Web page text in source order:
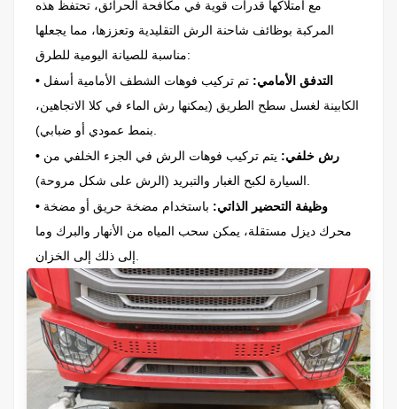
مع امتلاكها قدرات قوية في مكافحة الحرائق، تحتفظ هذه
المركبة بوظائف شاحنة الرش التقليدية وتعززها، مما يجعلها
مناسبة للصيانة اليومية للطرق:
• التدفق الأمامي: تم تركيب فوهات الشطف الأمامية أسفل
الكابينة لغسل سطح الطريق (يمكنها رش الماء في كلا الاتجاهين،
• رش خلفي: يتم تركيب فوهات الرش في الجزء الخلفي من
• وظيفة التحضير الذاتي: باستخدام مضخة حريق أو مضخة
محرك ديزل مستقلة، يمكن سحب المياه من الأنهار والبرك وما